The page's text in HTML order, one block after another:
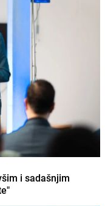
i sadašnjim